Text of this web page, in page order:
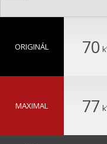
ORIGINÁL 70
MAXIMAL 77